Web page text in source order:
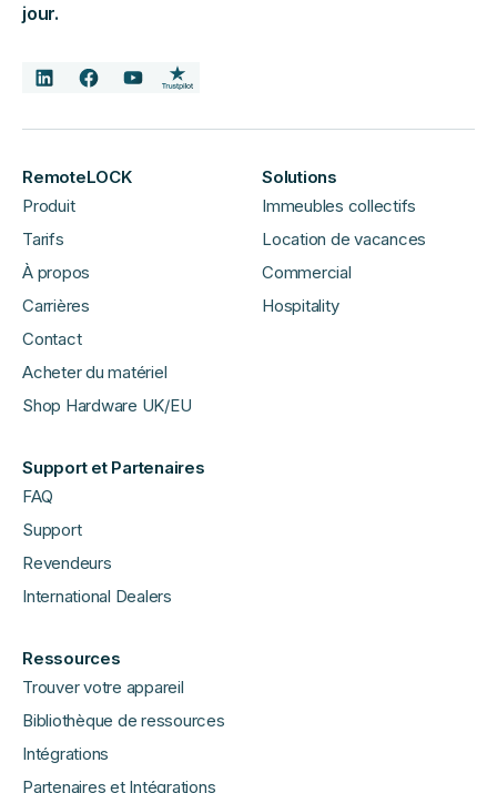
jour.
RemoteLOCK
Produit
Tarifs
À propos
Carrières
Contact
Acheter du matériel
Shop Hardware UK/EU
Solutions
Immeubles collectifs
Location de vacances
Commercial
Hospitality
Support et Partenaires
FAQ
Support
Revendeurs
International Dealers
Ressources
Trouver votre appareil
Bibliothèque de ressources
Intégrations
Partenaires et Intégrations